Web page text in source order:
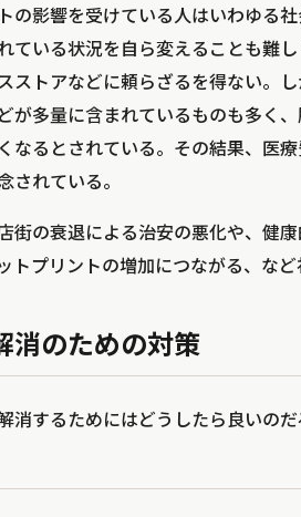
の影響を受けている人はいわゆる
ている状況を自ら変えることも難
ストアなどに頼らざるを得ない。
が多量に含まれているものも多く
なるとされている。その結果、医
されている。
街の衰退による治安の悪化や、健
トプリントの増加につながる、な
消のための対策
消するためにはどうしたら良いの